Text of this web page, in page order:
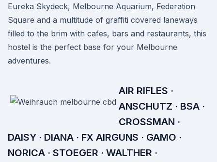
Eureka Skydeck, Melbourne Aquarium, Federation
Square and a multitude of graffiti covered laneways
filled to the brim with cafes, bars and restaurants, this
hostel is the perfect base for your Melbourne
adventures.
AIR RIFLES ·
ANSCHUTZ · BSA ·
CROSSMAN ·
DAISY · DIANA · FX AIRGUNS · GAMO ·
NORICA · STOEGER · WALTHER ·